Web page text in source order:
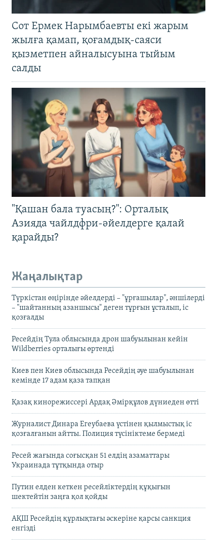
Сот Ермек Нарымбаевты екі жарым
жылға қамап, қоғамдық-саяси
қызметпен айналысуына тыйым
салды
"Қашан бала туасың?": Орталық
Азияда чайлдфри-әйелдерге қалай
қарайды?
Жаңалықтар
Түркістан өңірінде әйелдерді – "ұрғашылар", әншілерді
– "шайтанның азаншысы" деген тұрғын ұсталып, іс
қозғалды
Ресейдің Тула облысында дрон шабуылынан кейін
Wildberries орталығы өртенді
Киев пен Киев облысында Ресейдің әуе шабуылынан
кемінде 17 адам қаза тапқан
Қазақ кинорежиссері Ардақ Әмірқұлов дүниеден өтті
Журналист Динара Егеубаева үстінен қылмыстық іс
қозғалғанын айтты. Полиция түсініктеме бермеді
Ресей жағында соғысқан 51 елдің азаматтары
Украинада тұтқында отыр
Путин елден кеткен ресейліктердің құқығын
шектейтін заңға қол қойды
АҚШ Ресейдің құрлықтағы әскеріне қарсы санкция
енгізді